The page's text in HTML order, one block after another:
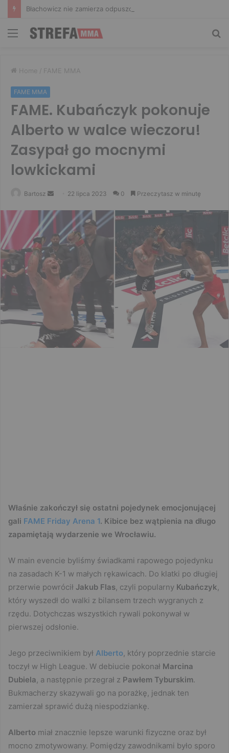
Menu
Home / FAME MMA
FAME MMA
FAME. Kubańczyk pokonuje
Alberto w walce wieczoru!
Zasypał go mocnymi
lowkickami
Bartosz
Send
email
22 lipca 2023 0 Przeczytasz w minutę
Właśnie zakończył się ostatni pojedynek emocjonującej
gali FAME Friday Arena 1. Kibice bez wątpienia na długo
zapamiętają wydarzenie we Wrocławiu.
W main evencie byliśmy świadkami rapowego pojedynku
na zasadach K-1 w małych rękawicach. Do klatki po długiej
przerwie powrócił Jakub Flas, czyli popularny Kubańczyk,
który wyszedł do walki z bilansem trzech wygranych z
rzędu. Dotychczas wszystkich rywali pokonywał w
pierwszej odsłonie.
Jego przeciwnikiem był Alberto, który poprzednie starcie
toczył w High League. W debiucie pokonał Marcina
Dubiela, a następnie przegrał z Pawłem Tyburskim.
Bukmacherzy skazywali go na porażkę, jednak ten
zamierzał sprawić dużą niespodziankę.
Alberto miał znacznie lepsze warunki fizyczne oraz był
mocno zmotywowany. Pomiędzy zawodnikami było sporo